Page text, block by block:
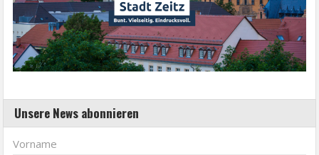
Unsere News abonnieren
Vorname